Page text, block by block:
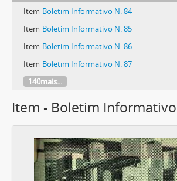
Item Boletim Informativo N. 84
Item Boletim Informativo N. 85
Item Boletim Informativo N. 86
Item Boletim Informativo N. 87
140mais...
Item - Boletim